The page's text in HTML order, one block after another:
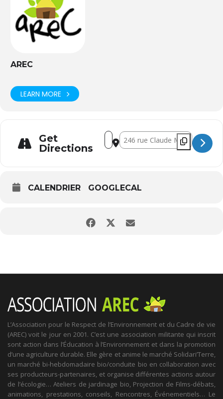
AREC
LEARN MORE
Get
Directions
Address - Les secrets d'un jardin
Destination Address - Les
CALENDRIER GOOGLECAL
L’Association pour le Respect de l’Environnement et du Cadre de vie
(AREC) voit le jour en 2001. C’est une association militante qui inscrit
sont action dans l’Éducation à l’Environnement et dans la promotion
d’une agriculture durable. Elle gère et anime le marché Solidari’Terre,
un marché bi-hebdomadaire bio/conduite bio en collaboration avec
ses producteurs-partenaires, et organise différentes actions autour
de l’écologie… Ateliers de jardinage bio, Projection de Films-débats,
animations, prestations, conseils, Rencontres, Événementiels… Le